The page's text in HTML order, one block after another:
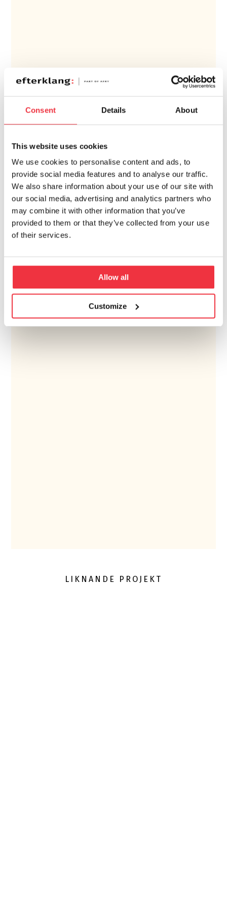
Consent Details About
This website uses cookies
We use cookies to personalise content and ads, to
provide social media features and to analyse our traffic.
We also share information about your use of our site with
our social media, advertising and analytics partners who
may combine it with other information that you’ve
provided to them or that they’ve collected from your use
of their services.
Allow all
Customize
LIKNANDE PROJEKT